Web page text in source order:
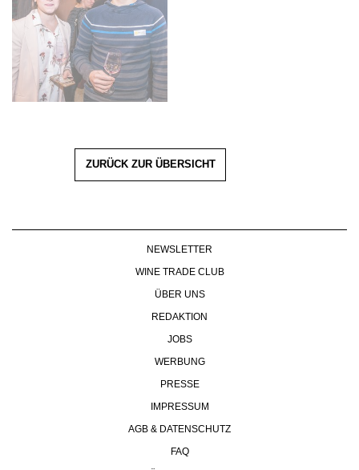
ZURÜCK ZUR ÜBERSICHT
NEWSLETTER
WINE TRADE CLUB
ÜBER UNS
REDAKTION
JOBS
WERBUNG
PRESSE
IMPRESSUM
AGB & DATENSCHUTZ
FAQ